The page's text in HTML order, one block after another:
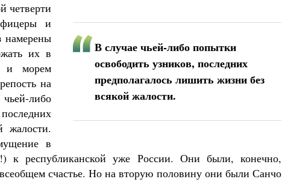
В случае чьей-либо попытки
освободить узников, последних
предполагалось лишить жизни без
всякой жалости.
четверти
и
намерены
их в
и морем
на
либо
жалости.
в
к республиканской уже России. Они были, конечно,
счастье. Но на вторую половину они были Санчо